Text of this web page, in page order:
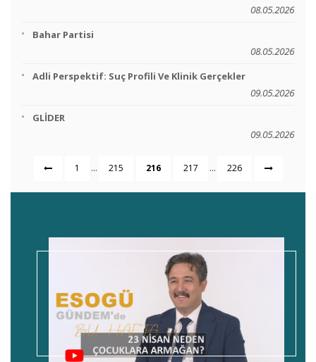
08.05.2026
Bahar Partisi
08.05.2026
Adli Perspektif: Suç Profili Ve Klinik Gerçekler
09.05.2026
GLİDER
09.05.2026
1 ... 215 216 217 ... 226